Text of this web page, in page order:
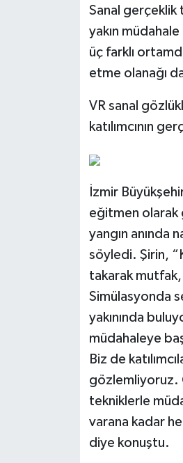
Sanal gerçeklik
yakın
üç farklı
etme olanağı
VR sanal
katılımcının
İzmir
eğitmen olarak
yangın anında
söyledi. Şirin,
takarak mutfak,
Simülasyonda
yakınında
müdahaleye
Biz de
gözlemliyoruz.
tekniklerle
varana kadar
diye konuştu.